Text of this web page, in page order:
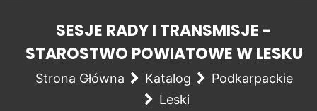
SESJE RADY I TRANSMISJE -
STAROSTWO POWIATOWE W LESKU
Strona Główna Katalog
Podkarpackie
Leski